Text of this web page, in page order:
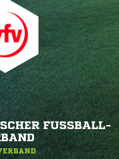
FUSSBALL-V